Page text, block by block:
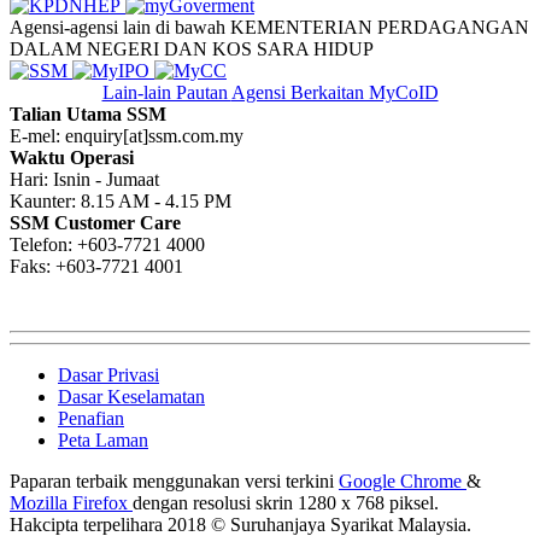
Agensi-agensi lain di bawah KEMENTERIAN PERDAGANGAN
DALAM NEGERI DAN KOS SARA HIDUP
Lain-lain Pautan Agensi Berkaitan MyCoID
Talian Utama SSM
E-mel: enquiry[at]ssm.com.my
Waktu Operasi
Hari: Isnin - Jumaat
Kaunter: 8.15 AM - 4.15 PM
SSM Customer Care
Telefon: +603-7721 4000
Faks: +603-7721 4001
Dasar Privasi
Dasar Keselamatan
Penafian
Peta Laman
Paparan terbaik menggunakan versi terkini Google Chrome &
Mozilla Firefox dengan resolusi skrin 1280 x 768 piksel.
Hakcipta terpelihara 2018 © Suruhanjaya Syarikat Malaysia.